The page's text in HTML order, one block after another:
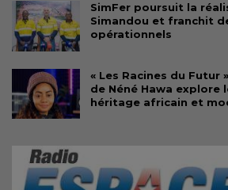
SimFer poursuit la
Simandou et franchit
opérationnels
« Les Racines du Futur
de Néné Hawa explore
héritage africain et